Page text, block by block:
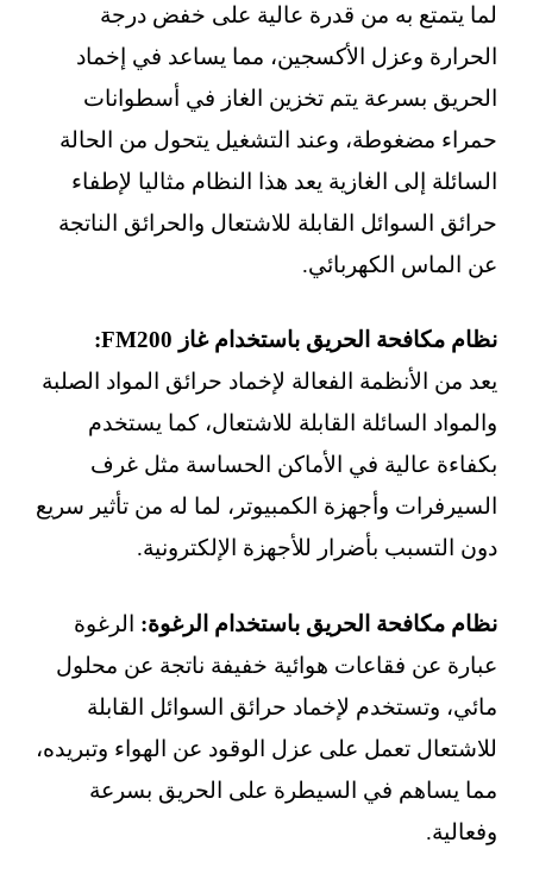
لما يتمتع به من قدرة عالية على خفض درجة
الحرارة وعزل الأكسجين، مما يساعد في إخماد
الحريق بسرعة يتم تخزين الغاز في أسطوانات
حمراء مضغوطة، وعند التشغيل يتحول من الحالة
السائلة إلى الغازية يعد هذا النظام مثاليا لإطفاء
حرائق السوائل القابلة للاشتعال والحرائق الناتجة
عن الماس الكهربائي.
نظام مكافحة الحريق باستخدام غاز FM200:
يعد من الأنظمة الفعالة لإخماد حرائق المواد الصلبة
والمواد السائلة القابلة للاشتعال، كما يستخدم
بكفاءة عالية في الأماكن الحساسة مثل غرف
السيرفرات وأجهزة الكمبيوتر، لما له من تأثير سريع
دون التسبب بأضرار للأجهزة الإلكترونية.
نظام مكافحة الحريق باستخدام الرغوة:
الرغوة
عبارة عن فقاعات هوائية خفيفة ناتجة عن محلول
مائي، وتستخدم لإخماد حرائق السوائل القابلة
للاشتعال تعمل على عزل الوقود عن الهواء وتبريده،
مما يساهم في السيطرة على الحريق بسرعة
وفعالية.